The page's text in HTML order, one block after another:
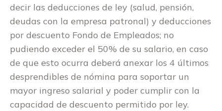
decir las deducciones de ley (salud, pensión,
deudas con la empresa patronal) y deducciones
por descuento Fondo de Empleados; no
pudiendo exceder el 50% de su salario, en caso
de que esto ocurra deberá anexar los 4 últimos
desprendibles de nómina para soportar un
mayor ingreso salarial y poder cumplir con la
capacidad de descuento permitido por ley.